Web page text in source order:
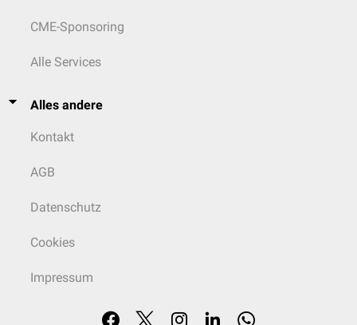
CME-Sponsoring
Alle Services
Alles andere
Kontakt
AGB
Datenschutz
Cookies
Impressum